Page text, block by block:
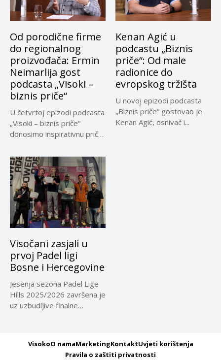
Od porodične firme
do regionalnog
proizvođača: Ermin
Neimarlija gost
podcasta „Visoki –
biznis priče“
U četvrtoj epizodi podcasta
„Visoki – biznis priče“
donosimo inspirativnu priču
Kenan Agić u
podcastu „Biznis
priče“: Od male
radionice do
evropskog tržišta
U novoj epizodi podcasta
„Biznis priče“ gostovao je
Kenan Agić, osnivač i...
Visočani zasjali u
prvoj Padel ligi
Bosne i Hercegovine
Jesenja sezona Padel Lige
Hills 2025/2026 završena je
uz uzbudljive finalne
VisokoO namaMarketingKontaktUvjeti korištenja
Pravila o zaštiti privatnosti